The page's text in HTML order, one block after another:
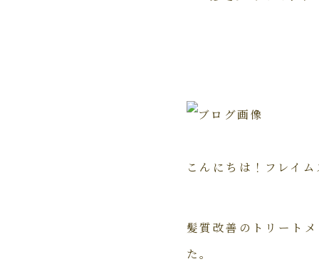
こんにちは！フレイ
髪質改善のトリート
た。